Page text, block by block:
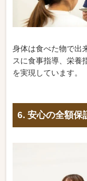
身体は食べた物で出
スに食事指導、栄養
を実現しています。
6. 安心の全額保